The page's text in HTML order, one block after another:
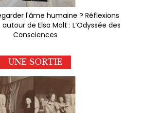
l'âme humaine ? Réflexions
de Elsa Malt : L’Odyssée des
Consciences
UNE SORTIE